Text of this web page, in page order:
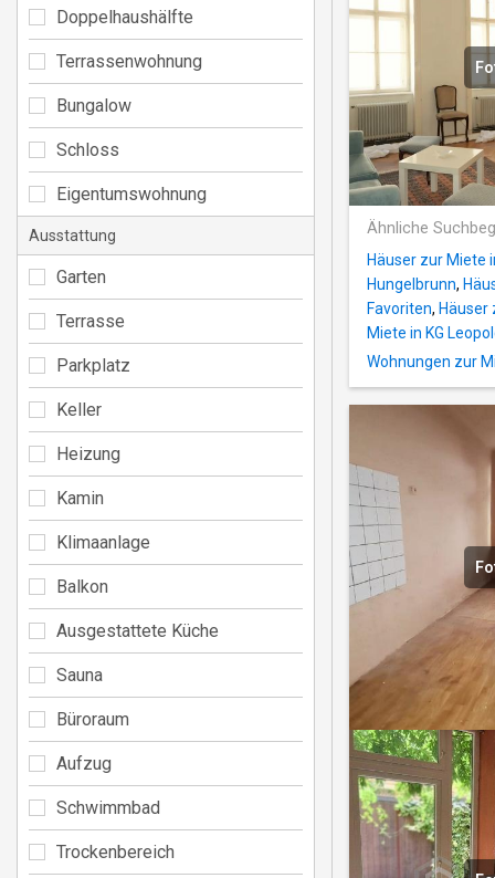
Ähnliche
Häuser zur Miete
Hungelbrunn,
Favoriten, Häuser
Miete in KG
Wohnungen zur
Doppelhaushälfte
Terrassenwohnung
Bungalow
Schloss
Eigentumswohnung
Ausstattung
Garten
Terrasse
Parkplatz
Keller
Heizung
Kamin
Klimaanlage
Balkon
Ausgestattete Küche
Sauna
Büroraum
Aufzug
Schwimmbad
Trockenbereich